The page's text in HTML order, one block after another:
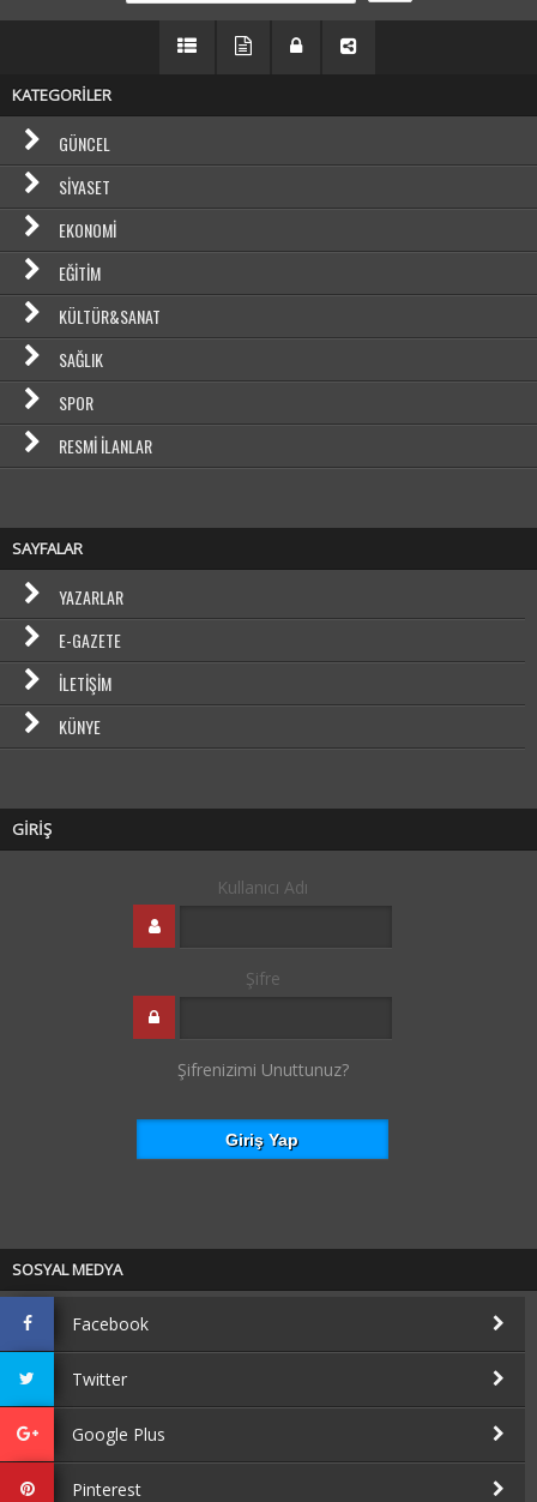
KATEGORİLER
GÜNCEL
SIYASET
EKONOMI
EĞITIM
KÜLTÜR&SANAT
SAĞLIK
SPOR
RESMI İLANLAR
SAYFALAR
YAZARLAR
E-GAZETE
İLETIŞIM
KÜNYE
GİRİŞ
Kullanıcı Adı
Şifre
Şifrenizimi Unuttunuz?
SOSYAL MEDYA
Facebook
Twitter
Google Plus
Pinterest